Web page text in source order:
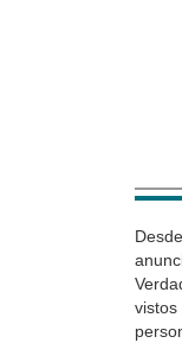
vistos